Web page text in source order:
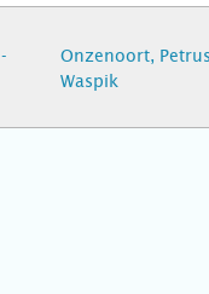
Onzenoort,
Waspik